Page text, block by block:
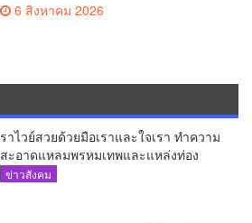
6 สิงหาคม 2026
ราไวย์สวยด้วยมือเราและใจเรา ทำความ
สะอาดแหลมพรหมเทพและแหล่งท่อง
เที่ยว
ข่าวสังคม